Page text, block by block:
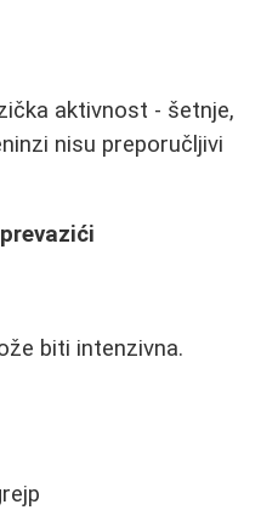
aktivnost - šetnje,
nisu preporučljivi
biti intenzivna.